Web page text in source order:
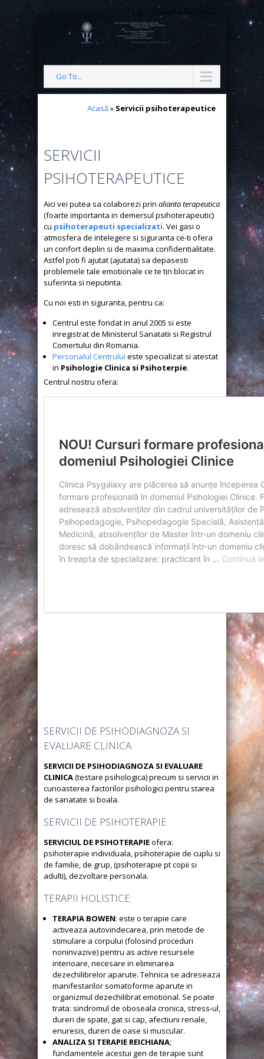
Go To...
Acasă» Servicii psihoterapeutice
SERVICII
PSIHOTERAPEUTICE
Aici vei putea sa colaborezi prin alianta terapeutica
(foarte importanta in demersul psihoterapeutic)
cu psihoterapeuti specializati. Vei gasi o
atmosfera de intelegere si siguranta ce-ti ofera
un confort deplin si de maxima confidentialitate.
Astfel poti fi ajutat (ajutata) sa depasesti
problemele tale emotionale ce te tin blocat in
suferinta si neputinta.
Cu noi esti in siguranta, pentru ca:
Centrul este fondat in anul 2005 si este
inregistrat de Ministerul Sanatatii si Registrul
Comertului din Romania.
Personalul Centrului este specializat si atestat
in Psihologie Clinica si Psihoterpie.
Centrul nostru ofera:
SERVICII DE PSIHODIAGNOZA SI
EVALUARE CLINICA
SERVICII DE PSIHODIAGNOZA SI EVALUARE
CLINICA(testare psihologica) precum si servicii in
cunoasterea factorilor psihologici pentru starea
de sanatate si boala.
SERVICII DE PSIHOTERAPIE
SERVICIUL DE PSIHOTERAPIEofera:
psihoterapie individuala, psihoterapie de cuplu si
de familie, de grup, (psihoterapie pt copii si
adulti), dezvoltare personala.
TERAPII HOLISTICE:
TERAPIA BOWEN: este o terapie care
activeaza autovindecarea, prin metode de
stimulare a corpului (folosind proceduri
noninvazive) pentru as active resursele
interioare, necesare in eliminarea
dezechilibrelor aparute. Tehnica se adreseaza
manifestarilor somatoforme aparute in
organizmul dezechilibrat emotional. Se poate
trata: sindromul de oboseala cronica, stress-ul,
dureri de spate, gat si cap, afectiuni renale,
enuresis, dureri de oase si muscular.
ANALIZA SI TERAPIE REICHIANA;
fundamentele acestui gen de terapie sunt